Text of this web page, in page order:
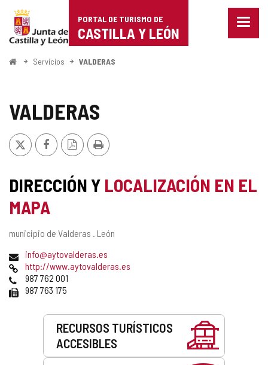
Portal
de
Turismo
Castilla
León
PORTAL DE TURISMO DE
CASTILLA Y LEÓN
Menu
InicioServicios VALDERAS
VALDERAS
X FacebookVersión
PDF
Imprimir
DIRECCIÓN Y LOCALIZACIÓN EN EL
MAPA
Dirección
municipio de Valderas . León
Dirección
de
correo
electrónico
info@aytovalderas.es
Página
Web
http://www.aytovalderas.es
Teléfonos
987 762 001
Fax 987 763 175
RECURSOS TURÍSTICOS
ACCESIBLES